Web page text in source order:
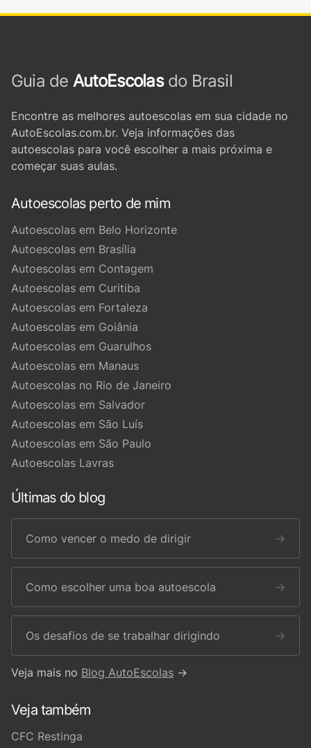
Guia de AutoEscolasdo Brasil
Encontre as melhores autoescolas em sua cidade no
AutoEscolas.com.br. Veja informações das
autoescolas para você escolher a mais próxima e
começar suas aulas.
Autoescolas perto de mim
Autoescolas em Belo Horizonte
Autoescolas em Brasília
Autoescolas em Contagem
Autoescolas em Curitiba
Autoescolas em Fortaleza
Autoescolas em Goiânia
Autoescolas em Guarulhos
Autoescolas em Manaus
Autoescolas no Rio de Janeiro
Autoescolas em Salvador
Autoescolas em São Luís
Autoescolas em São Paulo
Autoescolas Lavras
Últimas do blog
Como vencer o medo de dirigir →
Como escolher uma boa autoescola →
Os desafios de se trabalhar dirigindo →
Veja mais no Blog AutoEscolas →
Veja também
CFC Restinga